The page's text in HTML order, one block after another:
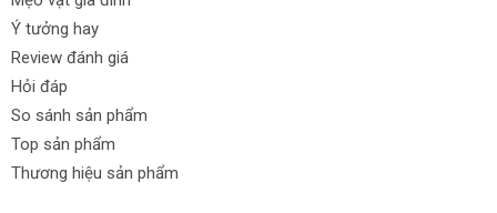
Ý tưởng hay
Review đánh giá
Hỏi đáp
So sánh sản phẩm
Top sản phẩm
Thương hiệu sản phẩm